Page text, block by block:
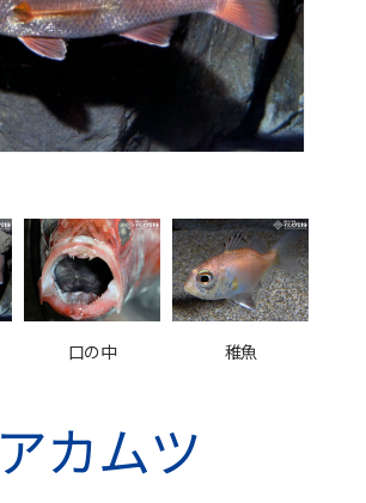
口の中 稚魚
アカムツ